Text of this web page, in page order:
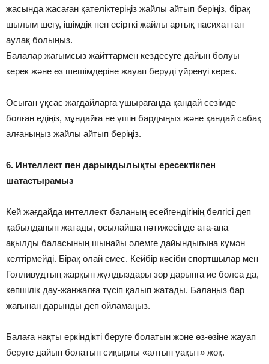
жасында жасаған қателіктеріңіз жайлы айтып беріңіз, бірақ
шылым шегу, ішімдік пен есірткі жайлы артық насихаттан
аулақ болыңыз.
Балалар жағымсыз жайттармен кездесуге дайын болуы
керек және өз шешімдеріне жауап беруді үйренуі керек.
Осыған ұқсас жағдайларға ұшырағанда қандай сезімде
болған едіңіз, мұндайға не үшін бардыңыз және қандай сабақ
алғаныңыз жайлы айтып беріңіз.
6. Интеллект пен дарындылықты ересектікпен
шатастырамыз
Кей жағдайда интеллект баланың есейгендігінің белгісі деп
қабылданып жатады, осылайша нәтижесінде ата-ана
ақылды баласының шынайы әлемге дайындығына күмән
келтірмейді. Бірақ олай емес. Кейбір кәсіби спортшылар мен
Голливудтың жарқын жұлдыздары зор дарынға ие болса да,
көпшілік дау-жанжалға түсіп қалып жатады. Балаңыз бар
жағынан дарынды деп ойламаңыз.
Балаға нақты еркіндікті беруге болатын және өз-өзіне жауап
беруге дайын болатын сиқырлы «алтын уақыт» жоқ.